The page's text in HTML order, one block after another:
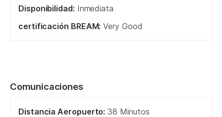
Disponibilidad: Inmediata
certificación BREAM: Very Good
Comunicaciones
Distancia Aeropuerto: 38 Minutos